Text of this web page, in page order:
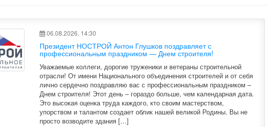
06.08.2026, 14:30
Президент НОСТРОЙ Антон Глушков поздравляет с
профессиональным праздником — Днем строителя!
Уважаемые коллеги, дорогие труженики и ветераны строительной
отрасли! От имени Национального объединения строителей и от себя
лично сердечно поздравляю вас с профессиональным праздником –
Днем строителя! Этот день – гораздо больше, чем календарная дата.
Это высокая оценка труда каждого, кто своим мастерством,
упорством и талантом создает облик нашей великой Родины. Вы не
просто возводите здания […]